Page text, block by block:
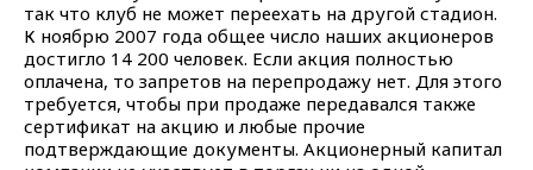
так что клуб не может переехать на другой стадион.
К ноябрю 2007 года общее число наших акционеров
достигло 14 200 человек. Если акция полностью
оплачена, то запретов на перепродажу нет. Для этого
требуется, чтобы при продаже передавался также
сертификат на акцию и любые прочие
подтверждающие документы. Акционерный капитал